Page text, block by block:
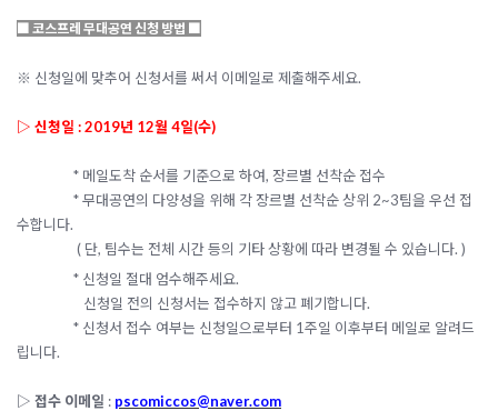
■ 코스프레 무대공연 신청 방법 ■
※ 신청일에 맞추어 신청서를 써서 이메일로 제출해주세요.
▷ 신청일 : 2019년 12월 4일(수)
* 메일도착 순서를 기준으로 하여, 장르별 선착순 접수
*무대공연의 다양성을 위해 각 장르별 선착순 상위 2~3팀을 우선 접
수합니다.
( 단, 팀수는 전체 시간 등의 기타 상황에 따라 변경될 수 있습니다. )
* 신청일 절대 엄수해주세요.
신청일 전의 신청서는 접수하지 않고 폐기합니다.
* 신청서 접수 여부는 신청일으로부터 1주일 이후부터 메일로 알려드
립니다.
▷ 접수 이메일 : pscomiccos@naver.com